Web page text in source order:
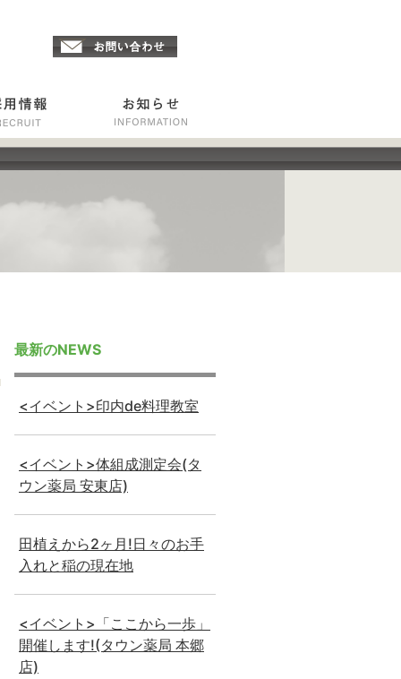
最新のNEWS
<イベント>印内de料理教室
<イベント>体組成測定会(タ
ウン薬局 安東店)
田植えから2ヶ月!日々のお手
入れと稲の現在地
<イベント>「ここから一歩」
開催します!(タウン薬局 本郷
店)